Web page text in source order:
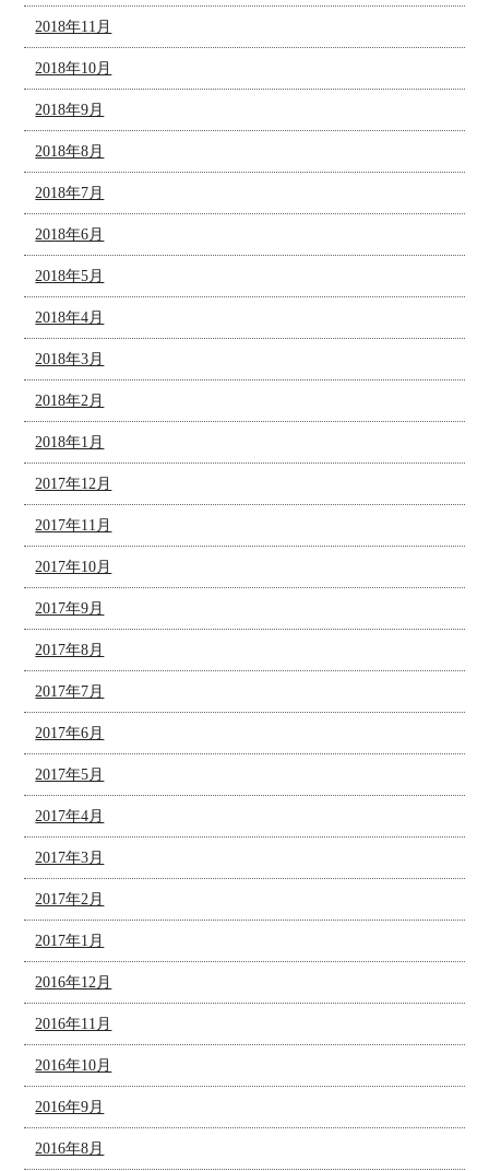
2018年11月
2018年10月
2018年9月
2018年8月
2018年7月
2018年6月
2018年5月
2018年4月
2018年3月
2018年2月
2018年1月
2017年12月
2017年11月
2017年10月
2017年9月
2017年8月
2017年7月
2017年6月
2017年5月
2017年4月
2017年3月
2017年2月
2017年1月
2016年12月
2016年11月
2016年10月
2016年9月
2016年8月